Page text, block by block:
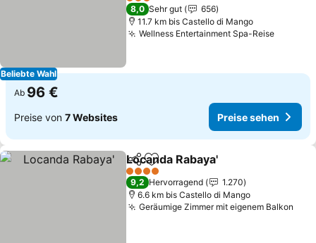
Beliebte Wahl
3 Sterne
8,0 Sehr gut
656
11.7 km bis Castello di Mango
Wellness Entertainment Spa-Reise
Ab 96 €
Preise von 7 Websites Preise sehen
TeilenZu Favoriten hinzufügen
Locanda Rabaya'
4 Sterne
9,2 Hervorragend
1.270
6.6 km bis Castello di Mango
Geräumige Zimmer mit eigenem Balkon